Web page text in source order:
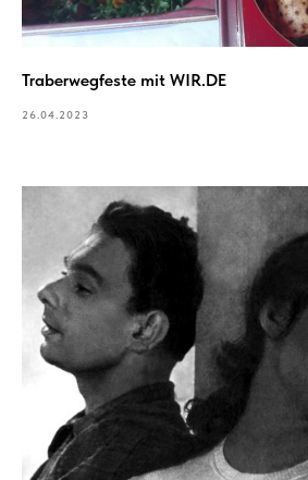
Traberwegfeste mit WIR.DE
26.04.2023